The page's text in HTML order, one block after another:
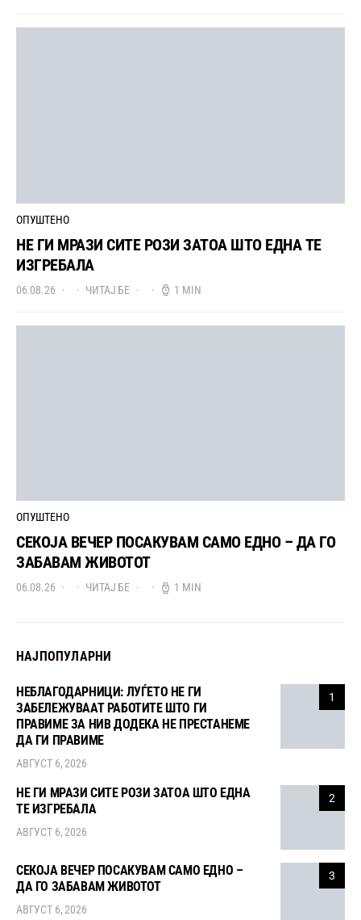
ОПУШТЕНО
НЕ ГИ МРАЗИ СИТЕ РОЗИ ЗАТОА ШТО ЕДНА ТЕ
ИЗГРЕБАЛА
06.08.26 ЧИТАЈ БЕ 1 MIN
ОПУШТЕНО
СЕКОЈА ВЕЧЕР ПОСАКУВАМ САМО ЕДНО – ДА ГО
ЗАБАВАМ ЖИВОТОТ
06.08.26 ЧИТАЈ БЕ 1 MIN
НАЈПОПУЛАРНИ
1
НЕБЛАГОДАРНИЦИ: ЛУЃЕТО НЕ ГИ
ЗАБЕЛЕЖУВААТ РАБОТИТЕ ШТО ГИ
ПРАВИМЕ ЗА НИВ ДОДЕКА НЕ ПРЕСТАНЕМЕ
ДА ГИ ПРАВИМЕ
АВГУСТ 6, 2026
2
НЕ ГИ МРАЗИ СИТЕ РОЗИ ЗАТОА ШТО ЕДНА
ТЕ ИЗГРЕБАЛА
АВГУСТ 6, 2026
3
СЕКОЈА ВЕЧЕР ПОСАКУВАМ САМО ЕДНО –
ДА ГО ЗАБАВАМ ЖИВОТОТ
АВГУСТ 6, 2026